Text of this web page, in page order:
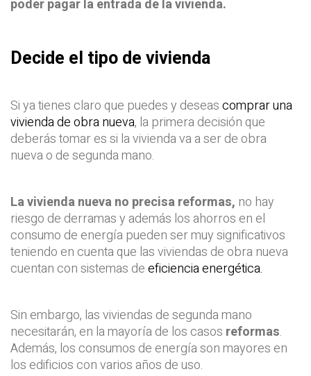
poder pagar la entrada de la vivienda.
Decide el tipo de vivienda
Si ya tienes claro que puedes y deseascomprar una
vivienda de obra nueva, la primera decisión que
deberás tomar es si la vivienda va a ser de obra
nueva o de segunda mano.
La vivienda nueva no precisa reformas, no hay
riesgo de derramas y además los ahorros en el
consumo de energía pueden ser muy significativos
teniendo en cuenta que las viviendas de obra nueva
cuentan con sistemas deeficiencia energética.
Sin embargo, las viviendas de segunda mano
necesitarán, en la mayoría de los casos reformas.
Además, los consumos de energía son mayores en
los edificios con varios años de uso.